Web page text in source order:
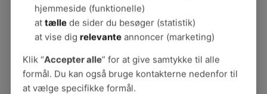
Lyt til podcast og film her
Podcastserien tager udgangspunkt i BFA's værktøj
'Husk arbejdsmiljøet, når I tager teknologi i brug'. til
hvert podcastafsnit er der også en film, der
introducerer afsnittet;
hjemmeside (funktionelle)
at tællede sider du besøger (statistik)
at vise dig relevanteannoncer (marketing)
Klik “Accepter alle” for at give samtykke til alle
formål. Du kan også bruge kontakterne nedenfor til
at vælge specifikke formål.